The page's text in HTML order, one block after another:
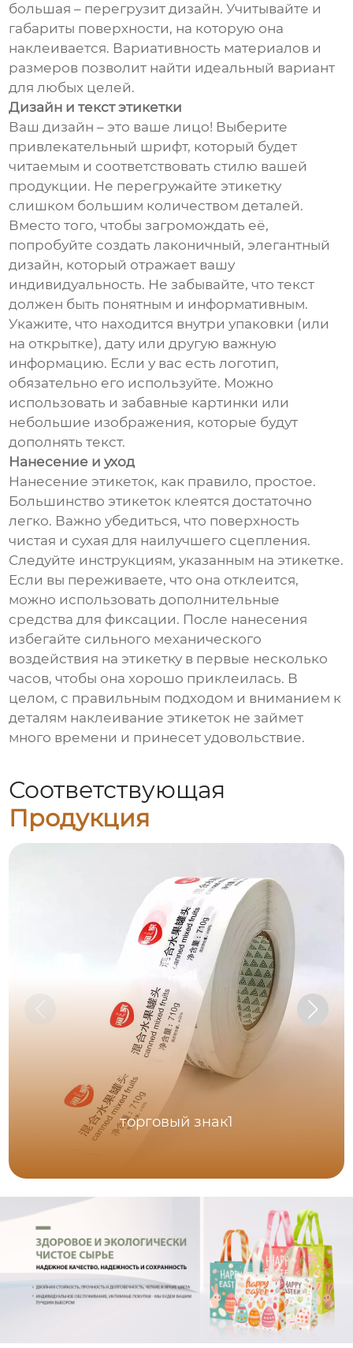
большая – перегрузит дизайн. Учитывайте и
габариты поверхности, на которую она
наклеивается. Вариативность материалов и
размеров позволит найти идеальный вариант
для любых целей.
Дизайн и текст этикетки
Ваш дизайн – это ваше лицо! Выберите
привлекательный шрифт, который будет
читаемым и соответствовать стилю вашей
продукции. Не перегружайте этикетку
слишком большим количеством деталей.
Вместо того, чтобы загромождать её,
попробуйте создать лаконичный, элегантный
дизайн, который отражает вашу
индивидуальность. Не забывайте, что текст
должен быть понятным и информативным.
Укажите, что находится внутри упаковки (или
на открытке), дату или другую важную
информацию. Если у вас есть логотип,
обязательно его используйте. Можно
использовать и забавные картинки или
небольшие изображения, которые будут
дополнять текст.
Нанесение и уход
Нанесение этикеток, как правило, простое.
Большинство этикеток клеятся достаточно
легко. Важно убедиться, что поверхность
чистая и сухая для наилучшего сцепления.
Следуйте инструкциям, указанным на этикетке.
Если вы переживаете, что она отклеится,
можно использовать дополнительные
средства для фиксации. После нанесения
избегайте сильного механического
воздействия на этикетку в первые несколько
часов, чтобы она хорошо приклеилась. В
целом, с правильным подходом и вниманием к
деталям наклеивание этикеток не займет
много времени и принесет удовольствие.
Соответствующая
Продукция
торговый знак1